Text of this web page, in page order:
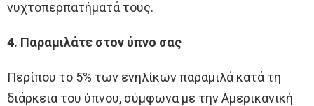
νυχτοπερπατήματά τους.
4. Παραμιλάτε στον ύπνο σας
Περίπου το 5% των ενηλίκων παραμιλά κατά τη
διάρκεια του ύπνου, σύμφωνα με την Αμερικανική